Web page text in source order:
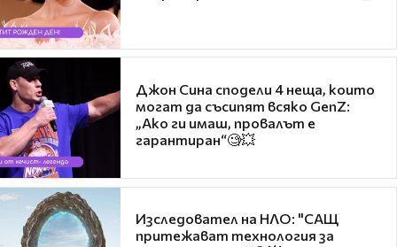
Джон Сина сподели 4 неща, които
могат да съсипят всяко GenZ:
„Ако ги имаш, провалът е
гарантиран“🧐💥
Изследовател на НЛО: "САЩ
притежават технология за